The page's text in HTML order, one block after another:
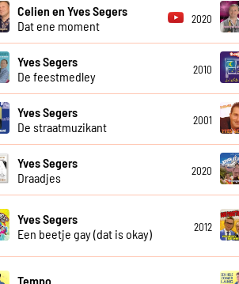
Celien en Yves Segers
Dat ene moment
2020
Yves Segers
De feestmedley
2010
Yves Segers
De straatmuzikant
2001
Yves Segers
Draadjes
2020
Yves Segers
Een beetje gay (dat is okay)
2012
Tempo